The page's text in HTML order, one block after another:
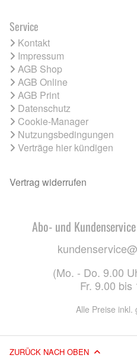
Service
Kontakt
Impressum
AGB Shop
AGB Online
AGB Print
Datenschutz
Cookie-Manager
Nutzungsbedingungen
Verträge hier kündigen
Vertrag widerrufen
Abo- und
(Mo. - Do. 9.00
Fr. 9.00 bis
Alle Preise inkl.
ZURÜCK NACH OBEN